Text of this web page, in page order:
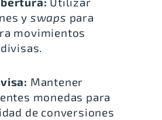
y swaps para
movimientos
Mantener
monedas para
de conversiones